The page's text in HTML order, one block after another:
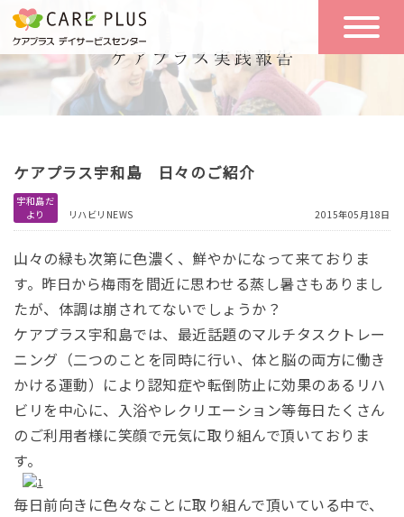
こんな方に
おすすめ
一日の流れ
一日体験
リクルート
体験希望
ケアプラス宇和島 日々のご紹介
宇和島だ
より
リハビリNEWS 2015年05月18日
山々の緑も次第に色濃く、鮮やかになって来ておりま
す。昨日から梅雨を間近に思わせる蒸し暑さもありまし
たが、体調は崩されてないでしょうか？
ケアプラス宇和島では、最近話題のマルチタスクトレー
ニング（二つのことを同時に行い、体と脳の両方に働き
かける運動）により認知症や転倒防止に効果のあるリハ
ビリを中心に、入浴やレクリエーション等毎日たくさん
のご利用者様に笑顔で元気に取り組んで頂いておりま
す。
毎日前向きに色々なことに取り組んで頂いている中で、